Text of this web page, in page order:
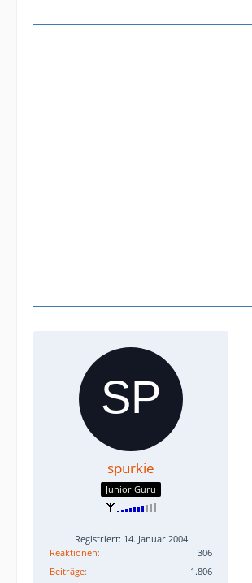
spurkie
Junior Guru
Registriert: 14. Januar 2004
Reaktionen
306
Beiträge
1.806